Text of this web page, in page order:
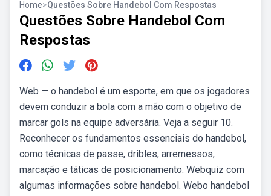
Home>Questões Sobre Handebol Com Respostas
Questões Sobre Handebol Com
Respostas
Web — o handebol é um esporte, em que os jogadores
devem conduzir a bola com a mão com o objetivo de
marcar gols na equipe adversária. Veja a seguir 10.
Reconhecer os fundamentos essenciais do handebol,
como técnicas de passe, dribles, arremessos,
marcação e táticas de posicionamento. Webquiz com
algumas informações sobre handebol. Webo handebol